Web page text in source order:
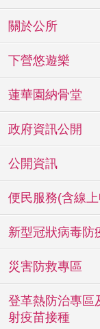
關於公所
下營悠遊樂
蓮華園納骨堂
政府資訊公開
公開資訊
便民服務(含線
新型冠狀病毒防
災害防救專區
登革熱防治專區
射疫苗接種